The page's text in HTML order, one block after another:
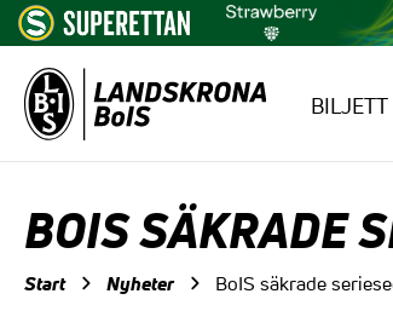
BILJETT
BOIS SÄKRADE
Start Nyheter BoIS säkrade